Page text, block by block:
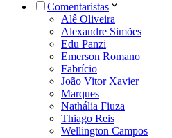
Comentaristas
Alê Oliveira
Alexandre Simões
Edu Panzi
Emerson Romano
Fabrício
João Vitor Xavier
Marques
Nathália Fiuza
Thiago Reis
Wellington Campos